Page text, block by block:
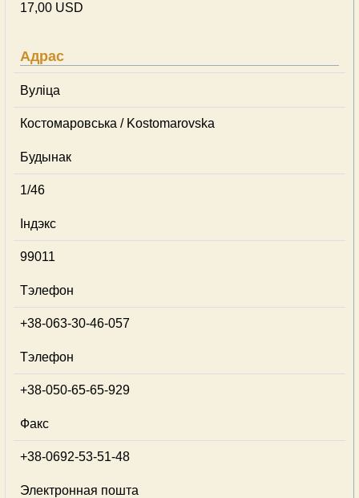
17,00 USD
Адрас
Вуліца
Костомаровська / Kostomarovska
Будынак
1/46
Індэкс
99011
Тэлефон
+38-063-30-46-057
Тэлефон
+38-050-65-65-929
Факс
+38-0692-53-51-48
Электронная пошта